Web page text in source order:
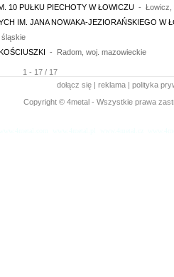
10 PUŁKU PIECHOTY W ŁOWICZU - Łowicz,
IM. JANA NOWAKA-JEZIORAŃSKIEGO W
- Radom, woj. mazowieckie
1 - 17 / 17
dołącz się | reklama | polityka
Copyright © 4metal - Wszystkie prawa